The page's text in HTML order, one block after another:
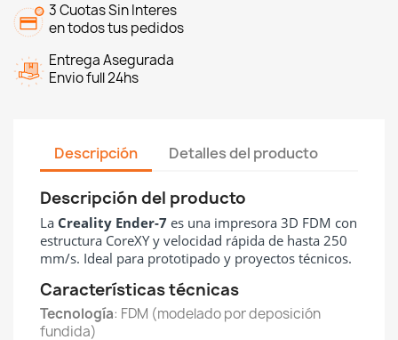
3 Cuotas Sin Interes
en todos tus pedidos
Entrega Asegurada
Envio full 24hs
Descripción Detalles del producto
Descripción del producto
La Creality Ender-7 es una impresora 3D FDM con
estructura CoreXY y velocidad rápida de hasta 250
mm/s. Ideal para prototipado y proyectos técnicos.
Características técnicas
Tecnología: FDM (modelado por deposición
fundida)